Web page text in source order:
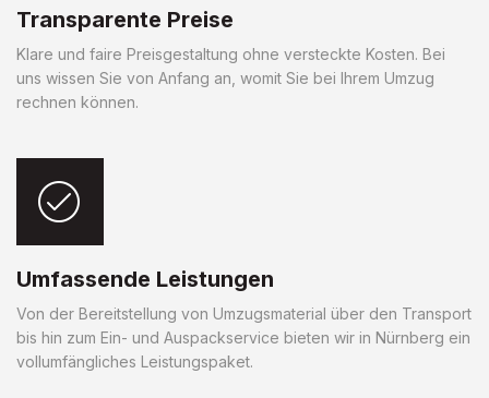
Transparente Preise
Klare und faire Preisgestaltung ohne versteckte Kosten. Bei
uns wissen Sie von Anfang an, womit Sie bei Ihrem Umzug
rechnen können.
Umfassende Leistungen
Von der Bereitstellung von Umzugsmaterial über den Transport
bis hin zum Ein- und Auspackservice bieten wir in Nürnberg ein
vollumfängliches Leistungspaket.